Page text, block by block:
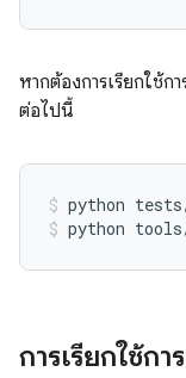
หากต้องการเรียกใช้
ต่อไปนี้
python
python
การเรียกใช้ก